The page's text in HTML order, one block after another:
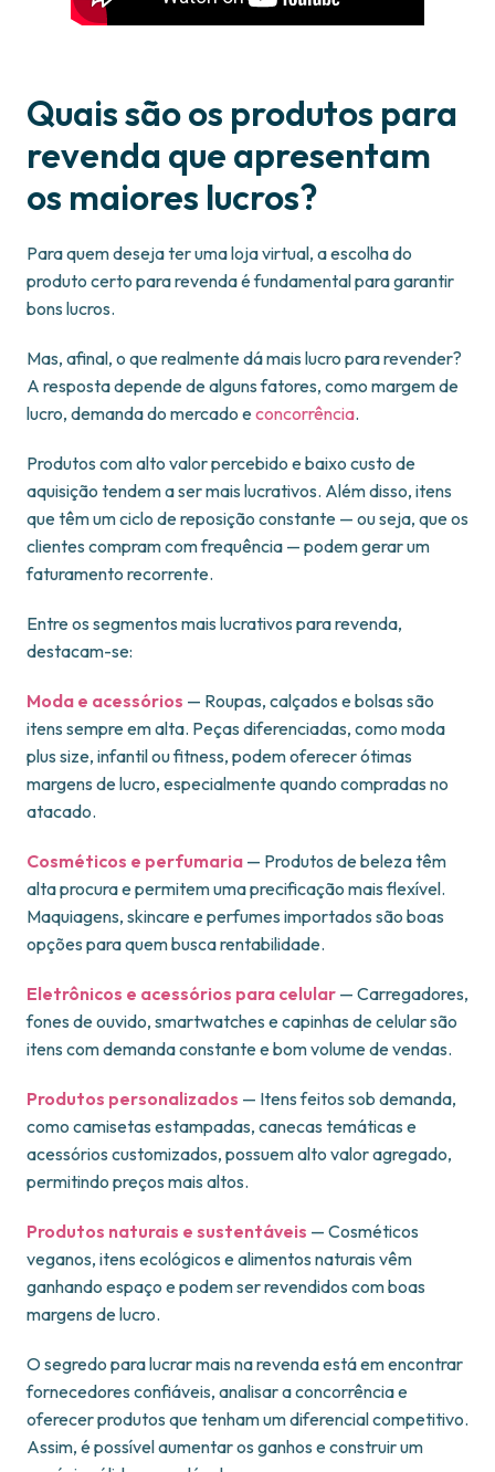
Quais são os produtos para
revenda que apresentam
os maiores lucros?
Para quem deseja ter uma loja virtual, a escolha do
produto certo para revenda é fundamental para garantir
bons lucros.
Mas, afinal, o que realmente dá mais lucro para revender?
A resposta depende de alguns fatores, como margem de
lucro, demanda do mercado econcorrência.
Produtos com alto valor percebido e baixo custo de
aquisição tendem a ser mais lucrativos. Além disso, itens
que têm um ciclo de reposição constante — ou seja, que os
clientes compram com frequência — podem gerar um
faturamento recorrente.
Entre os segmentos mais lucrativos para revenda,
destacam-se:
Moda e acessórios — Roupas, calçados e bolsas são
itens sempre em alta. Peças diferenciadas, como moda
plus size, infantil ou fitness, podem oferecer ótimas
margens de lucro, especialmente quando compradas no
atacado.
Cosméticos e perfumaria — Produtos de beleza têm
alta procura e permitem uma precificação mais flexível.
Maquiagens, skincare e perfumes importados são boas
opções para quem busca rentabilidade.
Eletrônicos e acessórios para celular — Carregadores,
fones de ouvido, smartwatches e capinhas de celular são
itens com demanda constante e bom volume de vendas.
Produtos personalizados — Itens feitos sob demanda,
como camisetas estampadas, canecas temáticas e
acessórios customizados, possuem alto valor agregado,
permitindo preços mais altos.
Produtos naturais e sustentáveis — Cosméticos
veganos, itens ecológicos e alimentos naturais vêm
ganhando espaço e podem ser revendidos com boas
margens de lucro.
O segredo para lucrar mais na revenda está em encontrar
fornecedores confiáveis, analisar a concorrência e
oferecer produtos que tenham um diferencial competitivo.
Assim, é possível aumentar os ganhos e construir um